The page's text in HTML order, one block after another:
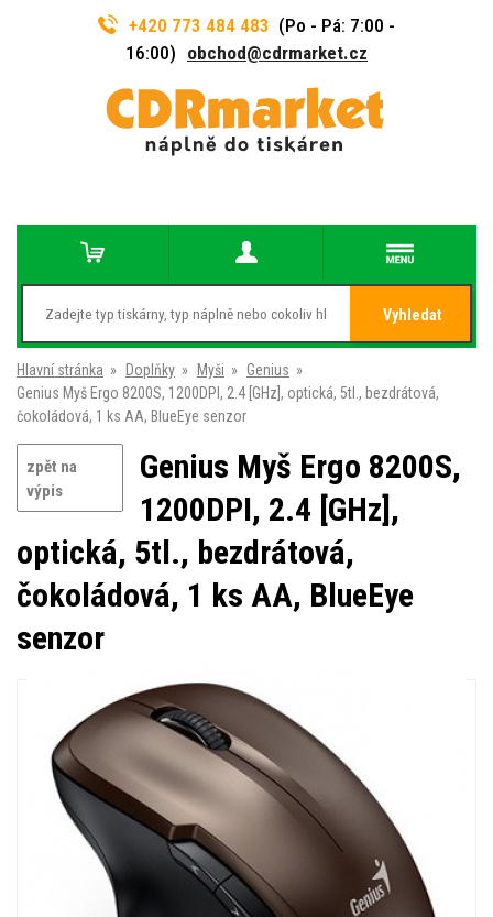
+420 773 484 483 (Po - Pá: 7:00 -
16:00) obchod@cdrmarket.cz
Vyhledat
Hlavní stránka » Doplňky » Myši » Genius »
Genius Myš Ergo 8200S, 1200DPI, 2.4 [GHz], optická, 5tl., bezdrátová,
čokoládová, 1 ks AA, BlueEye senzor
zpět na
výpis
Genius Myš Ergo 8200S,
1200DPI, 2.4 [GHz],
optická, 5tl., bezdrátová,
čokoládová, 1 ks AA, BlueEye
senzor